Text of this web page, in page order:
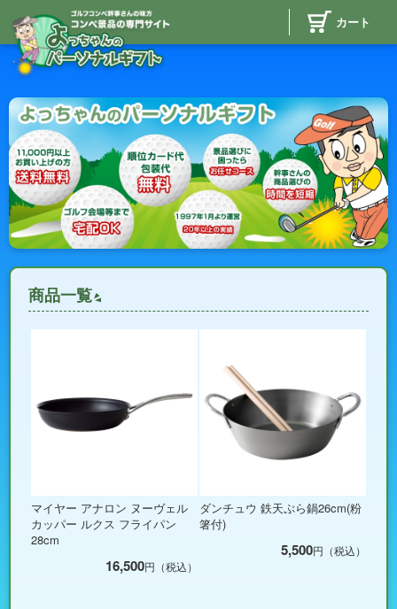
カート
商品一覧
マイヤー アナロン ヌーヴェル
カッパー ルクス フライパン
28cm
16,500円（税込）
ダンチュウ 鉄天ぷら鍋26cm(粉
箸付)
5,500円（税込）